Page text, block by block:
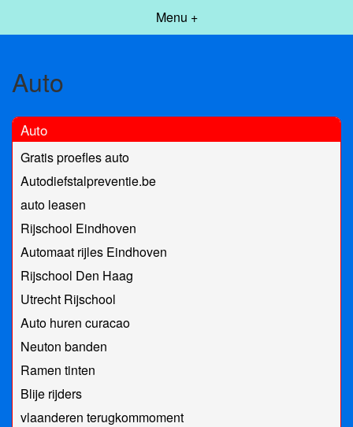
Menu +
Auto
Auto
Gratis proefles auto
Autodiefstalpreventie.be
auto leasen
Rijschool Eindhoven
Automaat rijles Eindhoven
Rijschool Den Haag
Utrecht Rijschool
Auto huren curacao
Neuton banden
Ramen tinten
Blije rijders
vlaanderen terugkommoment